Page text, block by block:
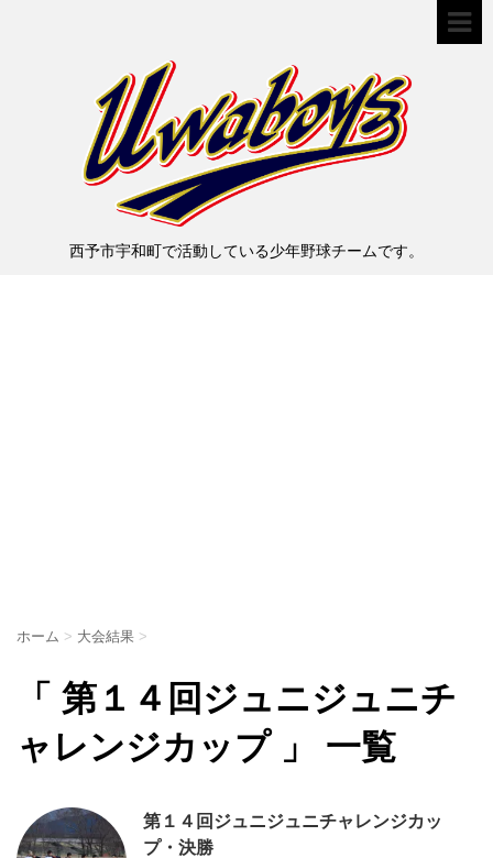
西予市宇和町で活動している少年野球チームです。
ホーム > 大会結果 >
「 第１４回ジュニジュニチ
ャレンジカップ 」 一覧
第１４回ジュニジュニチャレンジカッ
プ・決勝